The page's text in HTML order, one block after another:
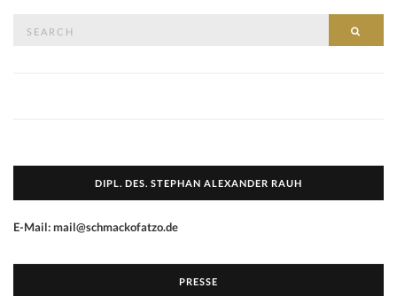
DIPL. DES. STEPHAN ALEXANDER RAUH
E-Mail: mail@schmackofatzo.de
PRESSE